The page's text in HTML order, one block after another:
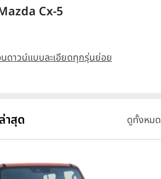
Cx-5
ดาวน์แบบละเอียดทุกรุ่นย่อย
าสุด ดูทั้งหมด